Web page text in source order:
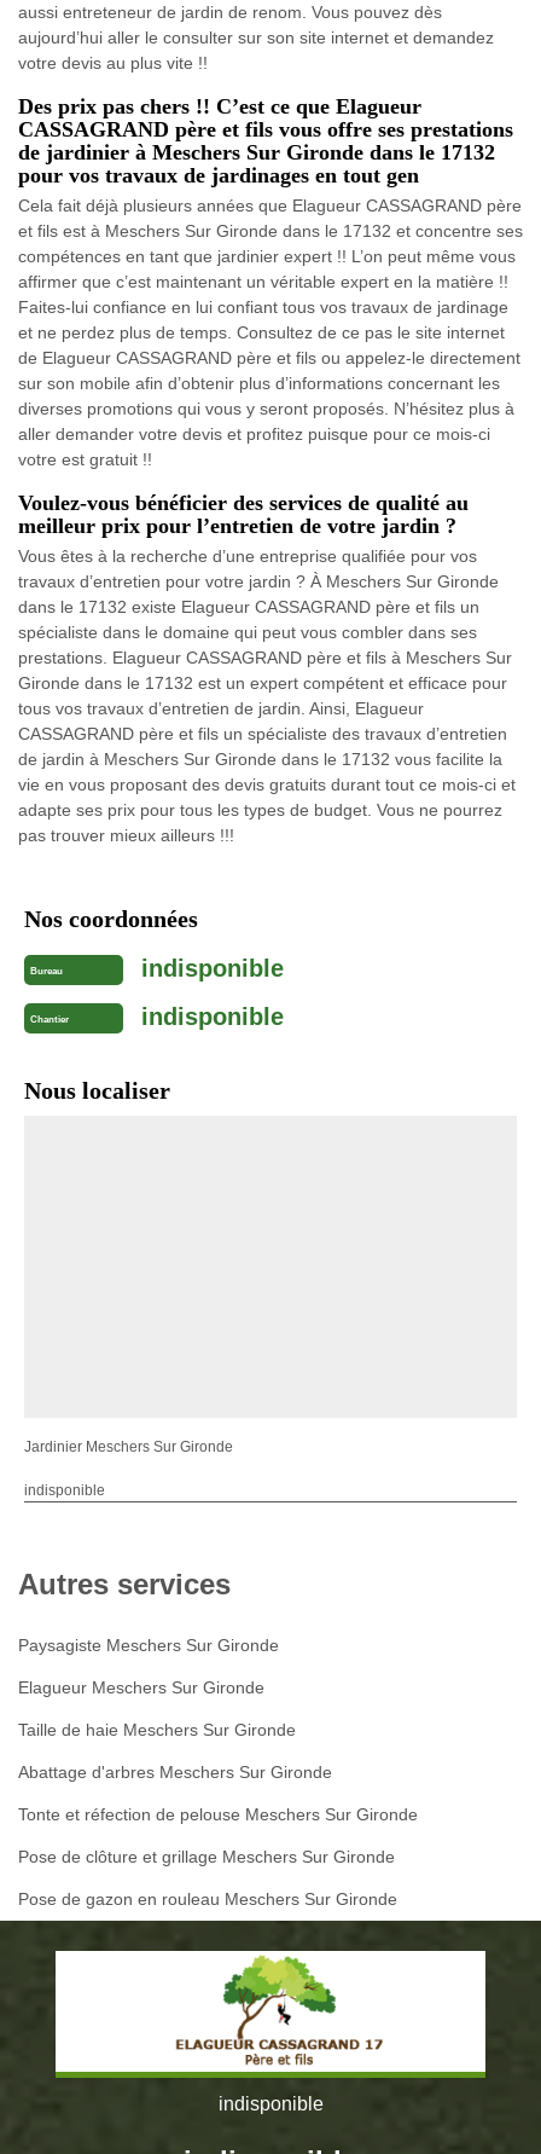
aussi entreteneur de jardin de renom. Vous pouvez dès
aujourd’hui aller le consulter sur son site internet et demandez
votre devis au plus vite !!
Des prix pas chers !! C’est ce que Elagueur
CASSAGRAND père et fils vous offre ses prestations
de jardinier à Meschers Sur Gironde dans le 17132
pour vos travaux de jardinages en tout gen
Cela fait déjà plusieurs années que Elagueur CASSAGRAND père
et fils est à Meschers Sur Gironde dans le 17132 et concentre ses
compétences en tant que jardinier expert !! L’on peut même vous
affirmer que c’est maintenant un véritable expert en la matière !!
Faites-lui confiance en lui confiant tous vos travaux de jardinage
et ne perdez plus de temps. Consultez de ce pas le site internet
de Elagueur CASSAGRAND père et fils ou appelez-le directement
sur son mobile afin d’obtenir plus d’informations concernant les
diverses promotions qui vous y seront proposés. N’hésitez plus à
aller demander votre devis et profitez puisque pour ce mois-ci
votre est gratuit !!
Voulez-vous bénéficier des services de qualité au
meilleur prix pour l’entretien de votre jardin ?
Vous êtes à la recherche d’une entreprise qualifiée pour vos
travaux d’entretien pour votre jardin ? À Meschers Sur Gironde
dans le 17132 existe Elagueur CASSAGRAND père et fils un
spécialiste dans le domaine qui peut vous combler dans ses
prestations. Elagueur CASSAGRAND père et fils à Meschers Sur
Gironde dans le 17132 est un expert compétent et efficace pour
tous vos travaux d’entretien de jardin. Ainsi, Elagueur
CASSAGRAND père et fils un spécialiste des travaux d’entretien
de jardin à Meschers Sur Gironde dans le 17132 vous facilite la
vie en vous proposant des devis gratuits durant tout ce mois-ci et
adapte ses prix pour tous les types de budget. Vous ne pourrez
pas trouver mieux ailleurs !!!
Nos coordonnées
Bureau indisponible
Chantier indisponible
Nous localiser
Jardinier Meschers Sur Gironde
indisponible
Autres services
Paysagiste Meschers Sur Gironde
Elagueur Meschers Sur Gironde
Taille de haie Meschers Sur Gironde
Abattage d'arbres Meschers Sur Gironde
Tonte et réfection de pelouse Meschers Sur Gironde
Pose de clôture et grillage Meschers Sur Gironde
Pose de gazon en rouleau Meschers Sur Gironde
indisponible